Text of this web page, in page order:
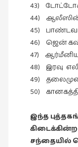
43)
44) ஆலீஸின்
45)
46) ஜென்
47)
48) இரவு
49)
50)
இந்த
சந்தையில்